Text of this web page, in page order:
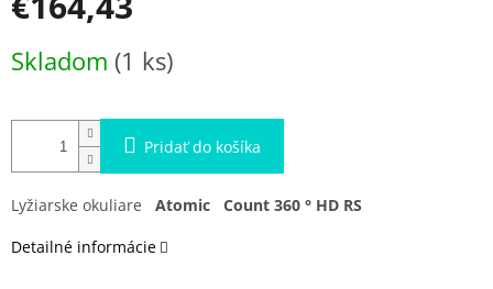
cena:
Skladom (1 ks)
Pridať do košíka
Lyžiarske okuliare Atomic
Count 360 ° HD RS
Detailné informácie